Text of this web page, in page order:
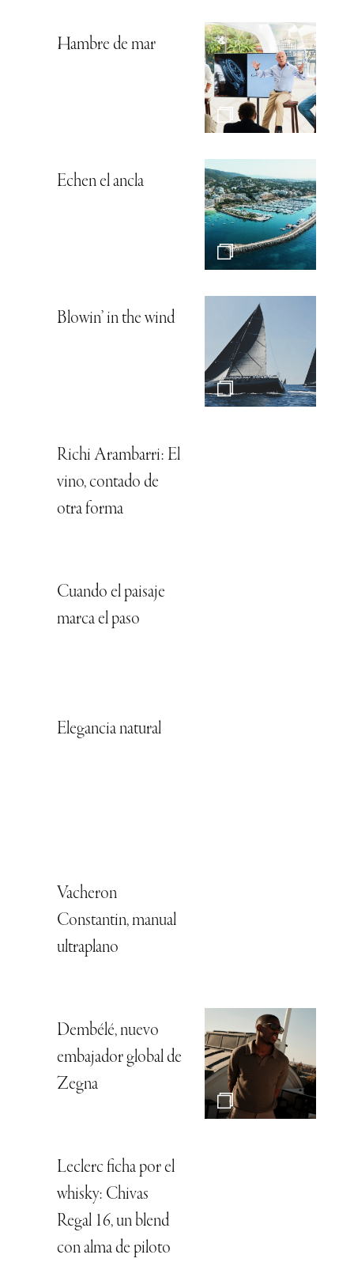
Hambre de mar
Echen el ancla
Blowin’ in the wind
Richi Arambarri: El
vino, contado de
otra forma
Cuando el paisaje
marca el paso
Elegancia natural
Vacheron
Constantin, manual
ultraplano
Dembélé, nuevo
embajador global de
Zegna
Leclerc ficha por el
whisky: Chivas
Regal 16, un blend
con alma de piloto